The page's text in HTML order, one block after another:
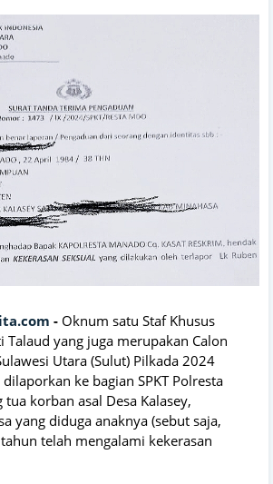
- Oknum satu Staf Khusus
Talaud yang juga merupakan Calon
Utara (Sulut) Pilkada 2024
ke bagian SPKT Polresta
korban asal Desa Kalasey,
yang diduga anaknya (sebut saja,
telah mengalami kekerasan